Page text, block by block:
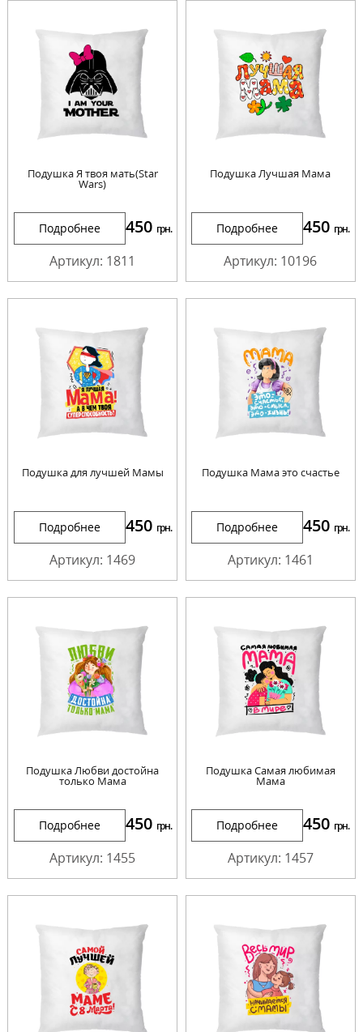
Подушка Я твоя мать(Star
Wars)
Подробнее 450 грн.
Артикул: 1811
Подушка Лучшая Мама
Подробнее 450 грн.
Артикул: 10196
Подушка для лучшей Мамы
Подробнее 450 грн.
Артикул: 1469
Подушка Мама это счастье
Подробнее 450 грн.
Артикул: 1461
Подушка Любви достойна
только Мама
Подробнее 450 грн.
Артикул: 1455
Подушка Самая любимая
Мама
Подробнее 450 грн.
Артикул: 1457